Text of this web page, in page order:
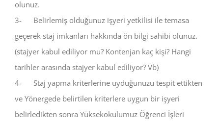
olunuz.
3- Belirlemiş olduğunuz işyeri yetkilisi ile temasa
geçerek staj imkanları hakkında ön bilgi sahibi olunuz.
(stajyer kabul ediliyor mu? Kontenjan kaç kişi? Hangi
tarihler arasında stajyer kabul ediliyor? Vb)
4- Staj yapma kriterlerine uyduğunuzu tespit ettikten
ve Yönergede belirtilen kriterlere uygun bir işyeri
belirledikten sonra Yüksekokulumuz Öğrenci İşleri